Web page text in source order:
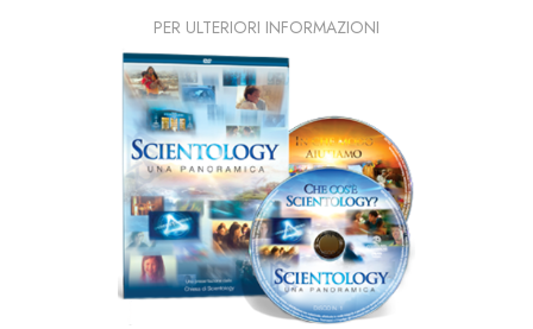
PER ULTERIORI INFORMAZIONI